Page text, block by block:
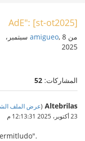
AdE": [st-ot2025]
من amigueo , 8 سبتمبر،
2025
المشاركات: 52
Altebrilas
(عرض الملف
23 أكتوبر، 2025 12:13:31 م